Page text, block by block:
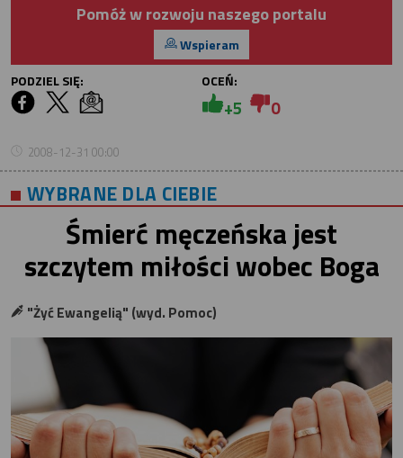
Pomóż w rozwoju naszego portalu
Wspieram
PODZIEL SIĘ:
OCEŃ:
+5 0
2008-12-31 00:00
WYBRANE DLA CIEBIE
Śmierć męczeńska jest
szczytem miłości wobec Boga
"Żyć Ewangelią" (wyd. Pomoc)